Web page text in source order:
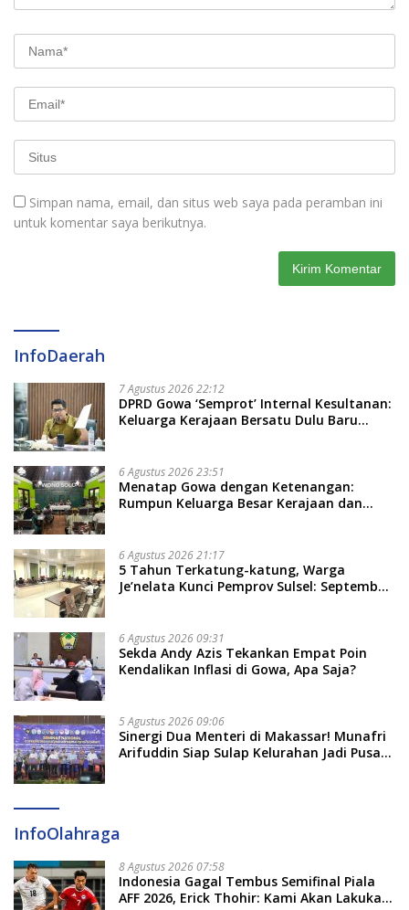
Simpan nama, email, dan situs web saya pada peramban ini
untuk komentar saya berikutnya.
InfoDaerah
7 Agustus 2026 22:12
DPRD Gowa ‘Semprot’ Internal Kesultanan:
Keluarga Kerajaan Bersatu Dulu Baru
6 Agustus 2026 23:51
Menatap Gowa dengan Ketenangan:
Rumpun Keluarga Besar Kerajaan dan
Soal Adat dan Adab
6 Agustus 2026 21:17
5 Tahun Terkatung-katung, Warga
Je’nelata Kunci Pemprov Sulsel: September
6 Agustus 2026 09:31
Sekda Andy Azis Tekankan Empat Poin
Kendalikan Inflasi di Gowa, Apa Saja?
5 Agustus 2026 09:06
Sinergi Dua Menteri di Makassar! Munafri
Arifuddin Siap Sulap Kelurahan Jadi Pusat
InfoOlahraga
8 Agustus 2026 07:58
Indonesia Gagal Tembus Semifinal Piala
AFF 2026, Erick Thohir: Kami Akan Lakukan